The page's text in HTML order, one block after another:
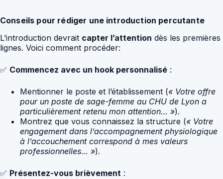
Conseils pour rédiger une introduction percutante
L’introduction devrait capter l’attention dès les premières
lignes. Voici comment procéder:
✅ Commencez avec un hook personnalisé :
Mentionner le poste et l’établissement (« Votre offre
pour un poste de sage-femme au CHU de Lyon a
particulièrement retenu mon attention… »).
Montrez que vous connaissez la structure (« Votre
engagement dans l’accompagnement physiologique
à l’accouchement correspond à mes valeurs
professionnelles… »).
✅ Présentez-vous brièvement :